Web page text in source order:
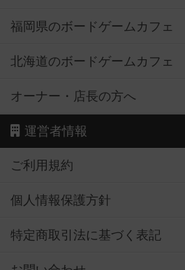
福岡県のボードゲームカフェ
北海道のボードゲームカフェ
オーナー・店長の方へ
運営者情報
ご利用規約
個人情報保護方針
特定商取引法に基づく表記